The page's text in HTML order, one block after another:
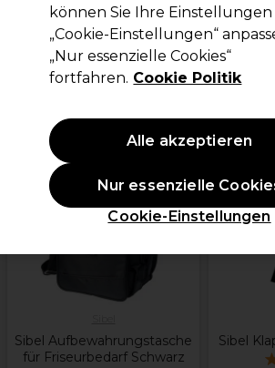
Filters
ANGEBOT
Sibel Aufbewahrungstasche
für Friseurbedarf Schwarz
Sibel
können Sie Ihre
„Cookie-Einstellungen“
„Nur essenzielle Cookies“
fortfahren. Cookie Politik
Cookie-Einstellungen
Nur essenzielle
Alle akzeptieren